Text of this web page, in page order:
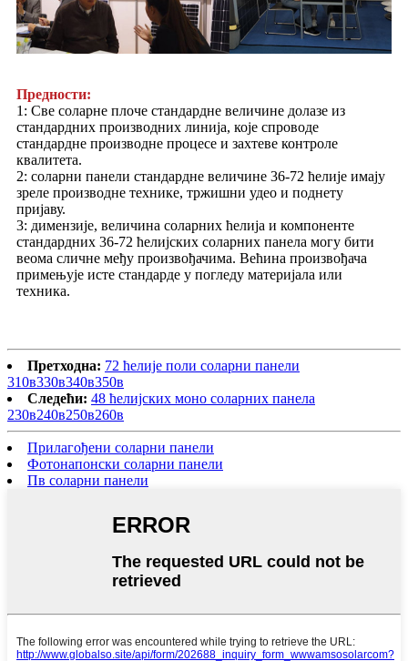
Предности:
1: Све соларне плоче стандардне величине долазе из
стандардних производних линија, које спроводе
стандардне производне процесе и захтеве контроле
квалитета.
2: соларни панели стандардне величине 36-72 ћелије имају
зреле производне технике, тржишни удео и поднету
пријаву.
3: димензије, величина соларних ћелија и компоненте
стандардних 36-72 ћелијских соларних панела могу бити
веома сличне међу произвођачима. Већина произвођача
примењује исте стандарде у погледу материјала или
техника.
Претходна: 72 ћелије поли соларни панели
310в330в340в350в
Следећи: 48 ћелијских моно соларних панела
230в240в250в260в
Прилагођени соларни панели
Фотонапонски соларни панели
Пв соларни панели